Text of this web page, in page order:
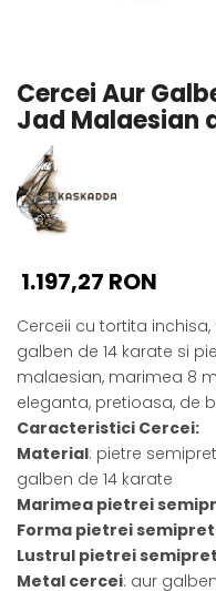
Pandantive cu Perle
Brose cu Perle
Cercei Aur
Jad Malaesian
1.197,27 RON
Cerceii cu tortita
galben de 14 karate si
malaesian, marimea 8
eleganta, pretioasa, de
Caracteristici Cercei:
Material: pietre
galben de 14 karate
Marimea pietrei
Forma pietrei
Lustrul pietrei
Metal cercei: aur